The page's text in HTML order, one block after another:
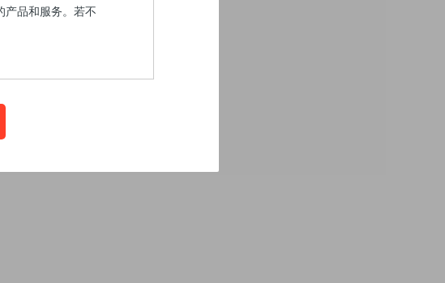
产品和服务。若不